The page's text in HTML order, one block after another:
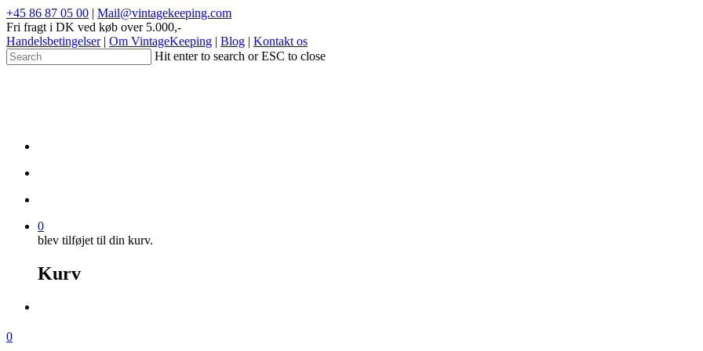
+45 86 87 05 00 | Mail@vintagekeeping.com
Fri fragt i DK ved køb over 5.000,-
Handelsbetingelser| Om VintageKeeping | Blog | Kontakt os
Hit enter to search or ESC to close
0
blev tilføjet til din kurv.
Kurv
0